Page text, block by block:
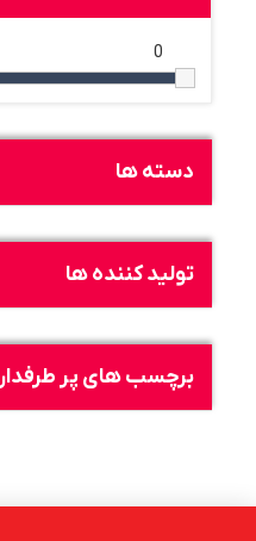
0
دسته ها
تولید کننده ها
برچسب های پر طرفدار